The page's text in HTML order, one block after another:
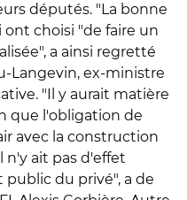
députés. "La bonne
choisi "de faire un
a ainsi regretté
Langevin, ex-ministre
"Il y aurait matière
que l'obligation de
avec la construction
ait pas d'effet
du privé", a de